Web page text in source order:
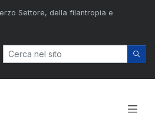
Settore, della filantropia e